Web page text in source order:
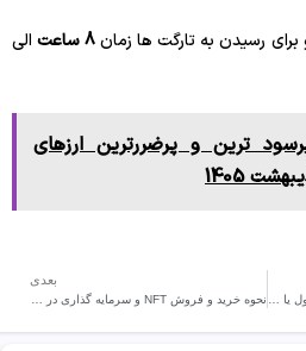
برای رسیدن به تارگت ها زمان8 ساعت
الی
ترین و پرضررترین ارزهای
بررسی مفهوم اندیکاتور شاخص جریان پول یا MFI
بعدی
نحوه خرید و فروش NFT و سرمایه گذاری در بازار NFT